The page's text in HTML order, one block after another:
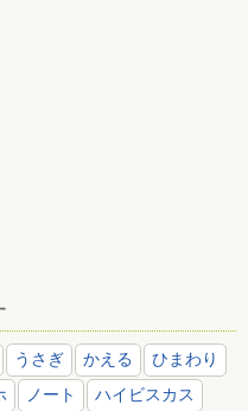
うさぎ かえる
ひまわり
ノート
ハイビスカス